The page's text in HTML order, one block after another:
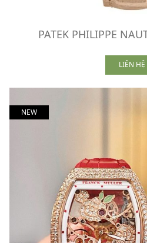
PATEK PHILIPPE
LIÊN HỆ
NEW